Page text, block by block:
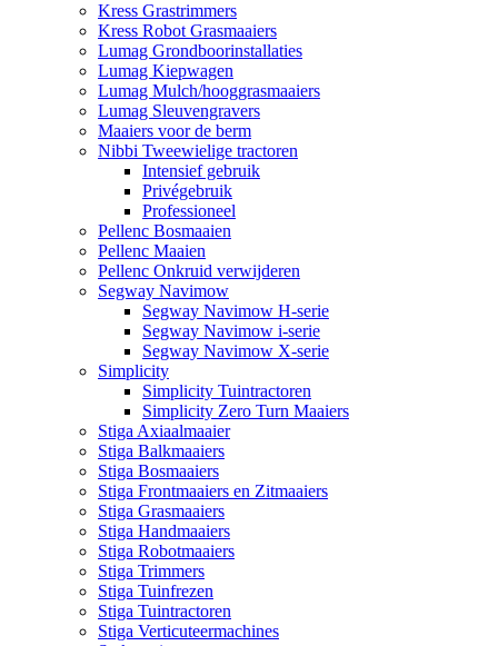
Kress Grastrimmers
Kress Robot Grasmaaiers
Lumag Grondboorinstallaties
Lumag Kiepwagen
Lumag Mulch/hooggrasmaaiers
Lumag Sleuvengravers
Maaiers voor de berm
Nibbi Tweewielige tractoren
Intensief gebruik
Privégebruik
Professioneel
Pellenc Bosmaaien
Pellenc Maaien
Pellenc Onkruid verwijderen
Segway Navimow
Segway Navimow H-serie
Segway Navimow i-serie
Segway Navimow X-serie
Simplicity
Simplicity Tuintractoren
Simplicity Zero Turn Maaiers
Stiga Axiaalmaaier
Stiga Balkmaaiers
Stiga Bosmaaiers
Stiga Frontmaaiers en Zitmaaiers
Stiga Grasmaaiers
Stiga Handmaaiers
Stiga Robotmaaiers
Stiga Trimmers
Stiga Tuinfrezen
Stiga Tuintractoren
Stiga Verticuteermachines